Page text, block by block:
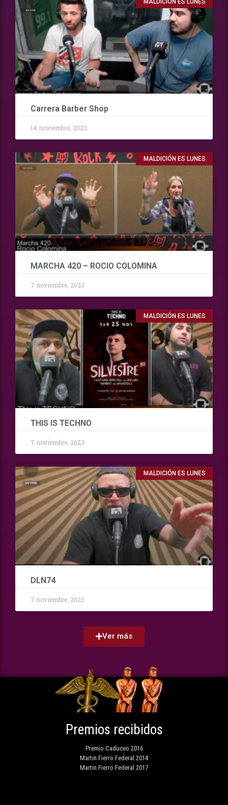
MALDICIÓN ES LUNES
Carrera Barber Shop
14 noviembre, 2023
MALDICIÓN ES LUNES
MARCHA 420 – ROCIO COLOMINA
7 noviembre, 2023
MALDICIÓN ES LUNES
THIS IS TECHNO
7 noviembre, 2023
MALDICIÓN ES LUNES
DLN74
7 noviembre, 2023
Ver más
Premios recibidos
Premio Caduceo 2016
Martin Fierro Federal 2014
Martin Fierro Federal 2017